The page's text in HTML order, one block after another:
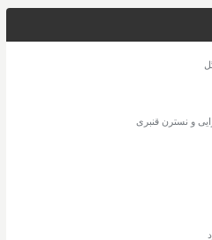
و نسترن قنبری